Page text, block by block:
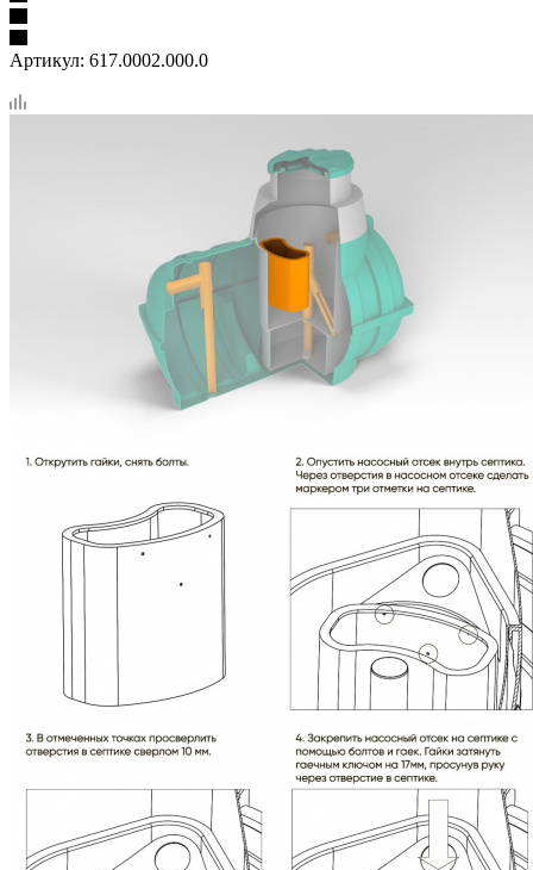
Артикул: 617.0002.000.0